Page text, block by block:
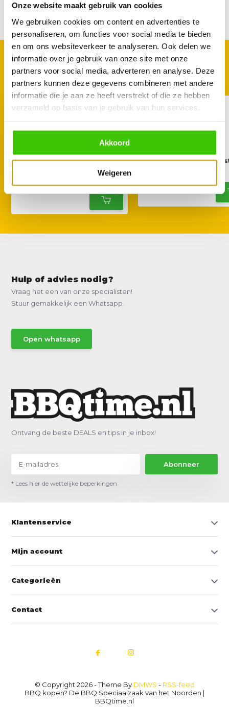
Onze website maakt gebruik van cookies
We gebruiken cookies om content en advertenties te
personaliseren, om functies voor social media te bieden
en om ons websiteverkeer te analyseren. Ook delen we
informatie over je gebruik van onze site met onze
partners voor social media, adverteren en analyse. Deze
partners kunnen deze gegevens combineren met andere
informatie die je aan ze heeft verstrekt of die ze hebben
verzameld op basis van je gebruik van hun services.
Akkoord
Weigeren
Delen
GOED TE COMBINEREN
Met deze accessoires
Witt Digitale Dual
49,99
Witt Pizzaoven
Hulp of advies nodig?
Vraag het een van onze specialisten!
Stuur gemakkelijk een Whatsapp.
Open whatsapp
Ontvang de beste DEALS en tips in je inbox!
Abonneer
* Lees hier de wettelijke beperkingen
Klantenservice
Mijn account
Categorieën
Contact
© Copyright 2026 - Theme By DMWS - RSS-feed
BBQ kopen? De BBQ Speciaalzaak van het Noorden |
BBQtime.nl